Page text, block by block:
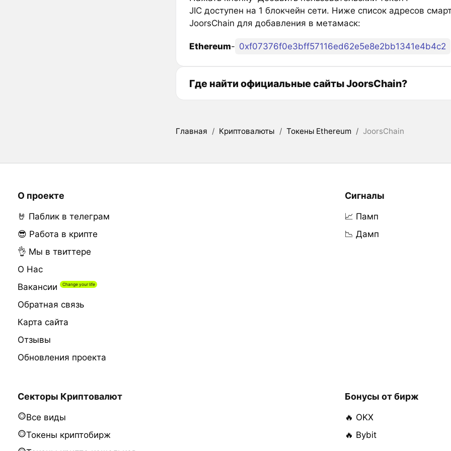
JIC доступен на 1 блокчейн сети. Ниже список адресов
JoorsChain для добавления в метамаск:
Ethereum- 0xf07376f0e3bff57116ed62e5e8e2bb1341e4b4c2
Где найти официальные сайты JoorsChain?
Главная / Криптовалюты / Токены Ethereum / JoorsChain
О проекте
🤘 Паблик в телеграм
😎 Работа в крипте
👌 Мы в твиттере
О Нас
Вакансии
Обратная связь
Карта сайта
Отзывы
Обновления проекта
Сигналы
📈 Памп
📉 Дамп
Секторы Криптовалют
Все виды
Токены криптобирж
Бонусы от бирж
🔥 OKX
🔥 Bybit